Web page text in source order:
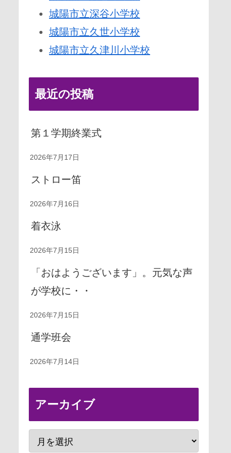
城陽市立深谷小学校
城陽市立久世小学校
城陽市立久津川小学校
最近の投稿
第１学期終業式
2026年7月17日
ストロー笛
2026年7月16日
着衣泳
2026年7月15日
「おはようございます」。元気な声
が学校に・・
2026年7月15日
通学班会
2026年7月14日
アーカイブ